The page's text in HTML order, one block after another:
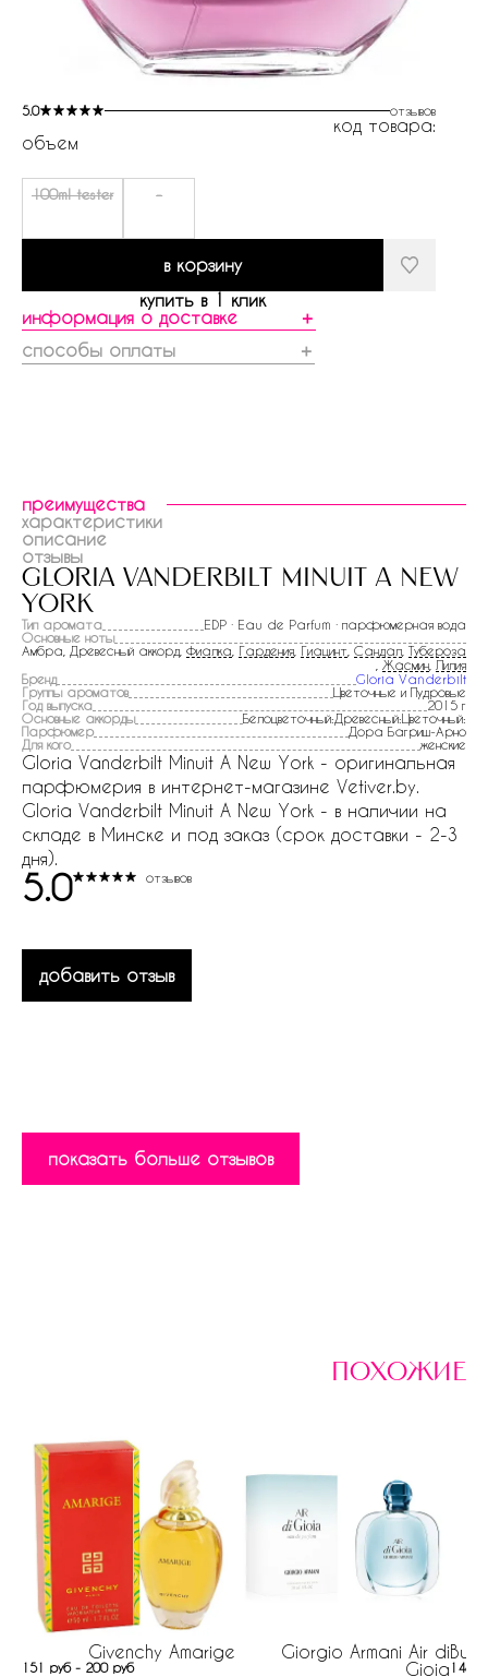
5.0 отзывов
код товара:
объем
100ml tester -
в корзину
купить в 1 клик
информация о доставке
＋
способы оплаты
＋
преимущества
характеристики
описание
отзывы
gloria vanderbilt minuit a new
york
Тип аромата
EDP · Eau de Parfum · парфюмерная вода
Основные ноты
Амбра, Древесный аккорд, Фиалка Гардения Гиацинт Сандал Тубероза
Жасмин Лилия
Бренд
Gloria Vanderbilt
Группы ароматов
Цветочные и Пудровые
Год выпуска
2015 г
Основные аккорды
Белоцветочный:Древесный:Цветочный:
Парфюмер
Дора Багриш-Арно
Для кого
женские
Gloria Vanderbilt Minuit A New York - оригинальная
парфюмерия в интернет-магазине Vetiver.by.
Gloria Vanderbilt Minuit A New York - в наличии на
складе в Минске и под заказ (срок доставки - 2-3
дня).
5.0 отзывов
добавить отзыв
показать больше отзывов
похожие
Givenchy Amarige
151 руб - 200 руб
Giorgio Armani Air di
Gioia 148